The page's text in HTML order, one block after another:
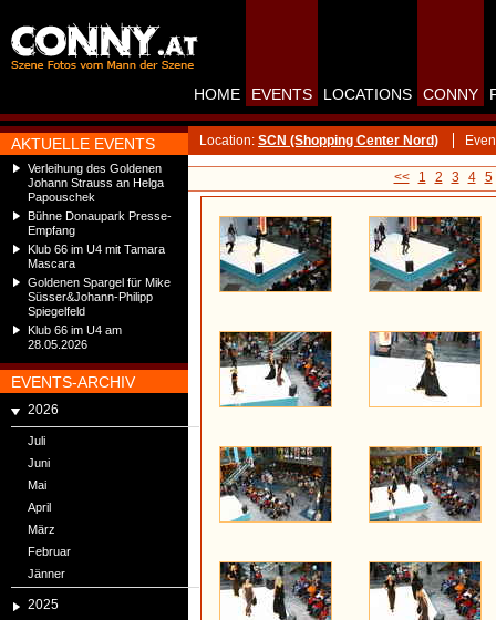
AKTUELLE EVENTS
Verleihung des Goldenen
Johann Strauss an Helga
Papouschek
Bühne Donaupark Presse-
Empfang
Klub 66 im U4 mit Tamara
Mascara
Goldenen Spargel für Mike
Süsser&Johann-Philipp
Spiegelfeld
Klub 66 im U4 am
28.05.2026
EVENTS-ARCHIV
2026
Juli
Juni
Mai
April
März
Februar
Jänner
2025
HOME EVENTS LOCATIONS CONNY
Location: SCN (Shopping Center Nord)
<< 1 2 3 4 5